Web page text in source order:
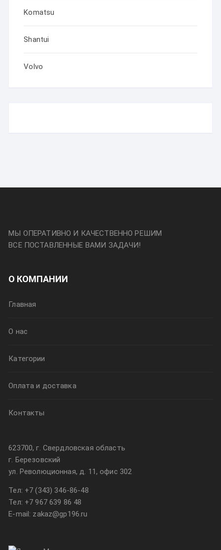
Komatsu
Shantui
Volvo
МЫ ОПЕРАТИВНО И КАЧЕСТВЕННО РЕШИМ
ВСЕ ПОСТАВЛЕННЫЕ ВАМИ ЗАДАЧИ!
О КОМПАНИИ
Главная
О нас
Категории
Оплата и доставка
Контакты
623700, г. Свердловская область
г. Березовский
ул. Революционная, д. 11, офис 302
Тел: +7 (343) 346-86-48
Тел: +7 967 639 86 48
E-mail: zakaz@gp196.ru